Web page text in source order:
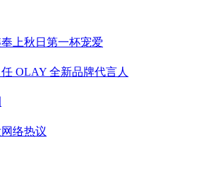
上秋日第一杯宠爱
OLAY 全新品牌代言人
络热议